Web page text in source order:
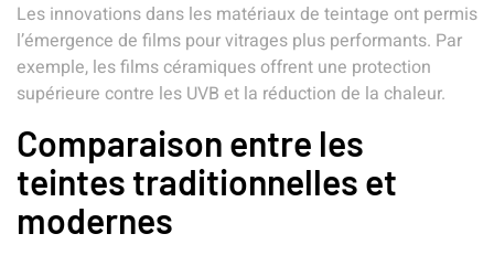
Les innovations dans les matériaux de teintage ont permis
l’émergence de films pour vitrages plus performants. Par
exemple, les films céramiques offrent une protection
supérieure contre les UVB et la réduction de la chaleur.
Comparaison entre les
teintes traditionnelles et
modernes